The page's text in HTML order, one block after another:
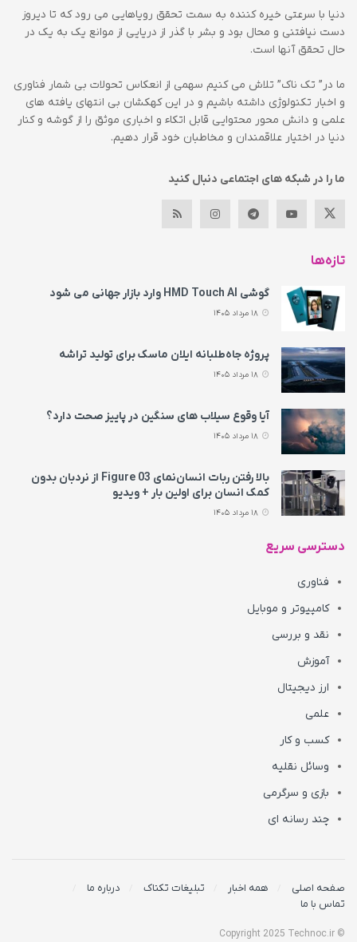
دنیا با سرعتی خیره کننده به سمت تحقق رویاهایی می رود که تا دیروز
دست نیافتنی و محال بود و بشر با گذر از دریایی از موانع یک به یک در
حال تحقق آنها است.
ما در” تک ناک” تلاش می کنیم سهمی از انعکاس تحولات بی شمار فناوری
و اخبار تکنولوژی داشته باشیم و در این کهکشان بی انتهای یافته های
علمی و دانش محور محتوایی قابل اتکاء و اخباری موثق را از گوشه و کنار
دنیا در اختیار علاقمندان و مخاطبان خود قرار دهیم.
ما را در شبکه های اجتماعی دنبال کنید
تازه‌ها
گوشی HMD Touch AI وارد بازار جهانی می‌ شود
پروژه جاه‌طلبانه ایلان ماسک برای تولید تراشه
آیا وقوع سیلاب های سنگین در پاییز صحت دارد؟
بالا رفتن ربات انسان‌نمای Figure 03 از نردبان بدون
کمک انسان برای اولین بار + ویدیو
دسترسی سریع
فناوری
کامپیوتر و موبایل
نقد و بررسی
آموزش
ارز دیجیتال
علمی
کسب و کار
وسائل نقلیه
بازی و سرگرمی
چند رسانه ای
صفحه اصلی همه اخبار تبلیغات تکناک
درباره ما
تماس با ما
© Copyright 2025 Technoc.ir